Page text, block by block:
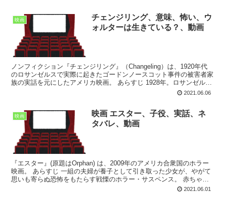
映画
チェンジリング、意味、怖い、ウ
ォルターは生きている？、動画
ノンフィクション『チェンジリング』（Changeling）は、1920年代
のロサンゼルスで実際に起きたゴードンノースコット事件の被害者家
族の実話を元にしたアメリカ映画。 あらすじ 1928年。ロサンゼルス
2021.06.06
映画
映画 エスター、子役、実話、ネ
タバレ、動画
『エスター』(原題はOrphan) は、2009年のアメリカ合衆国のホラー
映画。 あらすじ 一組の夫婦が養子として引き取った少女が、やがて
思いも寄らぬ恐怖をもたらす戦慄のホラー・サスペンス。 赤ちゃん
2021.06.01